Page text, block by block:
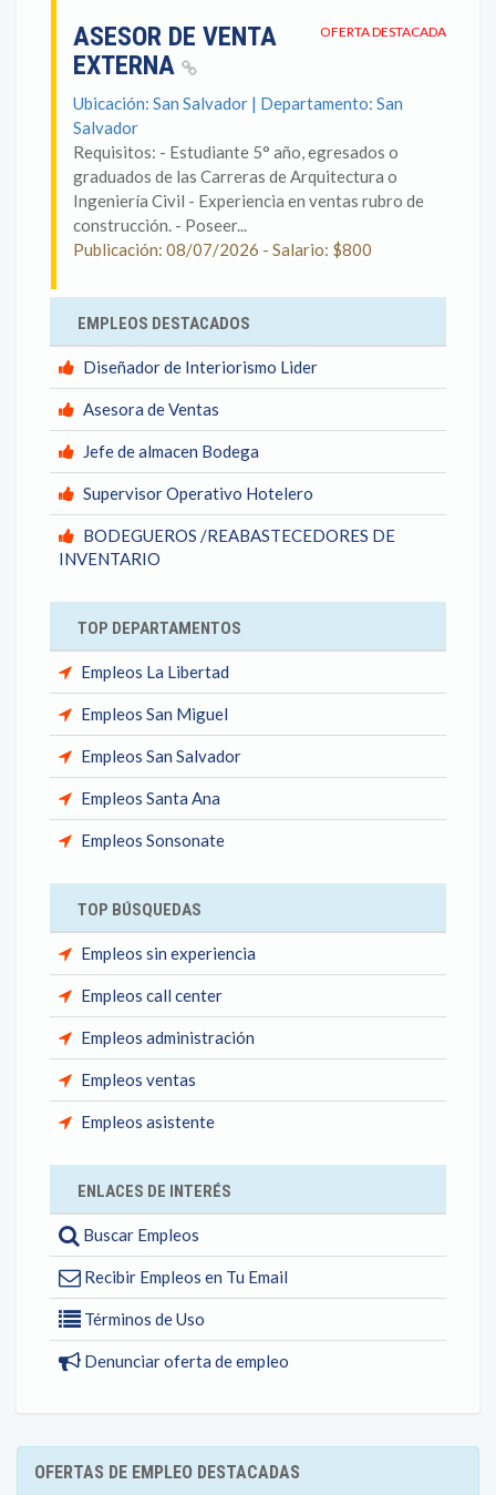
OFERTA DESTACADA
ASESOR DE VENTA
EXTERNA
Ubicación: San Salvador | Departamento: San
Salvador
Requisitos: - Estudiante 5° año, egresados o
graduados de las Carreras de Arquitectura o
Ingeniería Civil - Experiencia en ventas rubro de
construcción. - Poseer...
Publicación: 08/07/2026 - Salario: $800
EMPLEOS DESTACADOS
Diseñador de Interiorismo Lider
Asesora de Ventas
Jefe de almacen Bodega
Supervisor Operativo Hotelero
BODEGUEROS /REABASTECEDORES DE
INVENTARIO
TOP DEPARTAMENTOS
Empleos La Libertad
Empleos San Miguel
Empleos San Salvador
Empleos Santa Ana
Empleos Sonsonate
TOP BÚSQUEDAS
Empleos sin experiencia
Empleos call center
Empleos administración
Empleos ventas
Empleos asistente
ENLACES DE INTERÉS
Buscar Empleos
Recibir Empleos en Tu Email
Términos de Uso
Denunciar oferta de empleo
OFERTAS DE EMPLEO DESTACADAS